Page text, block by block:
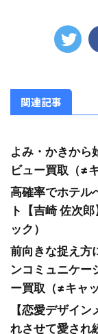
関連記事
よみ・かきから
ビュー買取（≠
高確率でホテル
ト【吉崎 佐次
ック）
前向きな捉え方
ンコミュニケー
ー買取（≠キャ
【恋愛デザイ
れさせて愛され